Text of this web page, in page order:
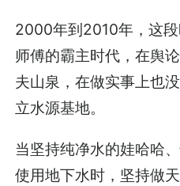
2000年到2010年，这
师傅的霸主时代，在舆
夫山泉，在做实事上也
立水源基地。
当坚持纯净水的娃哈哈
使用地下水时，坚持做